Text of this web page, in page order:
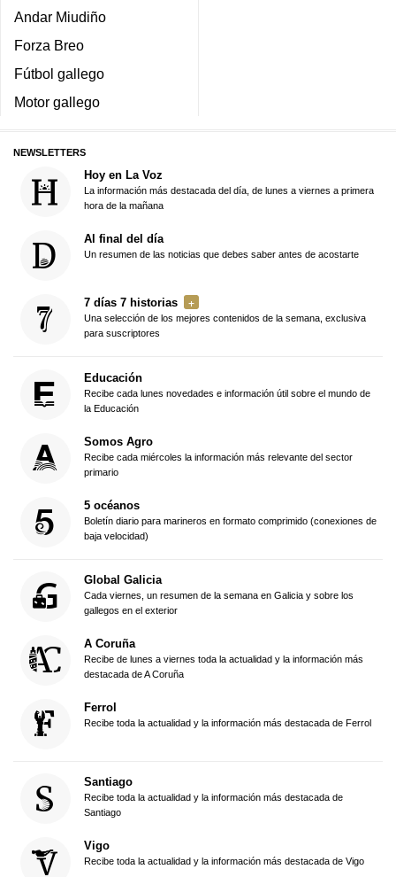
Andar Miudiño
Forza Breo
Fútbol gallego
Motor gallego
NEWSLETTERS
Hoy en La Voz
La información más destacada del día, de lunes a viernes a primera
hora de la mañana
Al final del día
Un resumen de las noticias que debes saber antes de acostarte
7 días 7 historias
Una selección de los mejores contenidos de la semana, exclusiva
para suscriptores
Educación
Recibe cada lunes novedades e información útil sobre el mundo de
la Educación
Somos Agro
Recibe cada miércoles la información más relevante del sector
primario
5 océanos
Boletín diario para marineros en formato comprimido (conexiones de
baja velocidad)
Global Galicia
Cada viernes, un resumen de la semana en Galicia y sobre los
gallegos en el exterior
A Coruña
Recibe de lunes a viernes toda la actualidad y la información más
destacada de A Coruña
Ferrol
Recibe toda la actualidad y la información más destacada de Ferrol
Santiago
Recibe toda la actualidad y la información más destacada de
Santiago
Vigo
Recibe toda la actualidad y la información más destacada de Vigo